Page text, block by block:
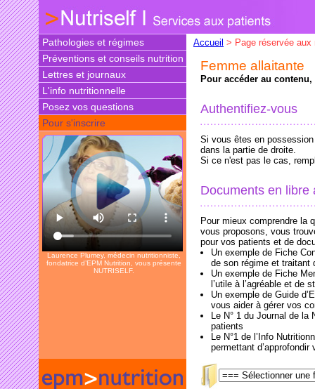
Pathologies et régimes
Préventions et conseils nutrition
Lettres et journaux
L'info nutritionnelle
Posez vos questions
Pour s'inscrire
Laurence Plumey, médecin nutritionniste,
fondatrice d’EPM Nutrition, vous présente
NUTRISELF.
Accueil > Page réservée aux
Femme allaitante
Pour accéder au
Authentifiez-vous
Si vous êtes en
dans la partie de droite.
Si ce n'est pas le cas,
Documents en libre
Pour mieux comprendre la
vous proposons, vous
pour vos patients et de
Un exemple de Fiche
de son régime et traitant
Un exemple de Fiche
l’utile à l’agréable et de
Un exemple de Guide
vous aider à gérer vos
Le N° 1 du Journal de
patients
Le N°1 de l’Info
permettant